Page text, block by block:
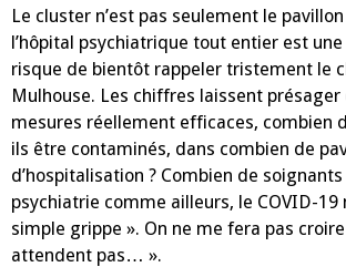
Le cluster n’est pas seulement le
l’hôpital psychiatrique tout entier est
risque de bientôt rappeler tristement le
Mulhouse. Les chiffres laissent présager
mesures réellement efficaces, combien
ils être contaminés, dans combien de
d’hospitalisation ? Combien de soignants
psychiatrie comme ailleurs, le COVID-19
simple grippe ». On ne me fera pas croire
attendent pas… ».